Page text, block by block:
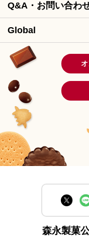
Q&A・お問い合わ
Global
森永製菓